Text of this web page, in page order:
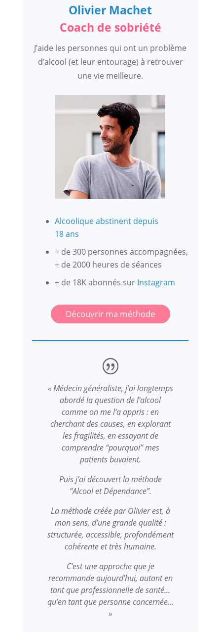
Olivier Machet
Coach de sobriété
J’aide les personnes qui ont un problème
d’alcool (et leur entourage) à retrouver
une vie meilleure.
Alcoolique abstinent depuis
18 ans
+ de 300 personnes accompagnées,
+ de 2000 heures de séances
+ de 18K abonnés sur Instagram
Découvrir ma méthode
« Médecin généraliste, j’ai longtemps
abordé la question de l’alcool
comme on me l’a appris : en
cherchant des causes, en explorant
les fragilités, en essayant de
comprendre “pourquoi” mes
patients buvaient.
Puis j’ai découvert la méthode
“Alcool et Dépendance”.
La méthode créée par Olivier est, à
mon sens, d’une grande qualité :
structurée, accessible, profondément
cohérente et très humaine.
C’est une approche que je
recommande aujourd’hui, autant en
tant que professionnelle de santé…
qu’en tant que personne concernée…
»